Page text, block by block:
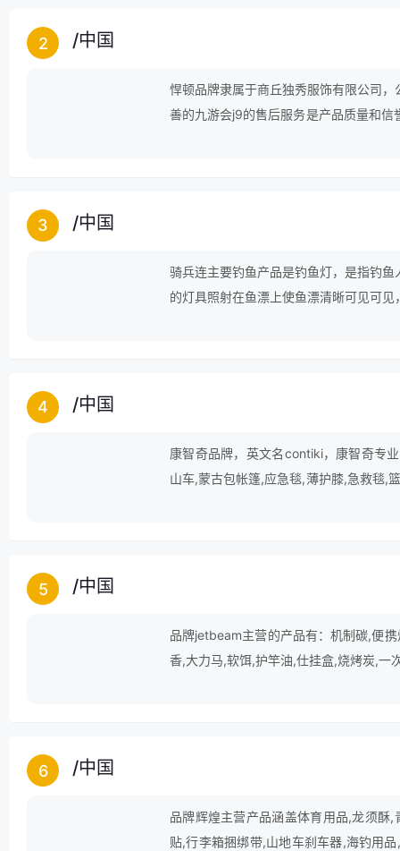
2 /中国
悍顿品牌隶属于商丘独秀服饰有限公司
善的九游会j9的售后服务是产品质量和
3 /中国
骑兵连主要钓鱼产品是钓鱼灯，是指钓
的灯具照射在鱼漂上使鱼漂清晰可见可
4 /中国
康智奇品牌，英文名contiki，康智奇专
山车,蒙古包帐篷,应急毯,薄护膝,急救毯,
5 /中国
品牌jetbeam主营的产品有：机制碳,便
香,大力马,软饵,护竿油,仕挂盒,烧烤炭,一
6 /中国
品牌辉煌主营产品涵盖体育用品,龙须酥
贴,行李箱捆绑带,山地车刹车器,海钓用